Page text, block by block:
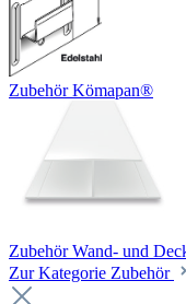
Zubehör Kömapan®
Zubehör Wand- und
Zur Kategorie Zubehör